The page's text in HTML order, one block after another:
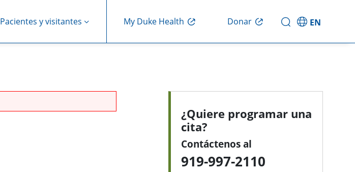
Pacientes y visitantes My Duke Health Donar EN
¿Quiere programar una
cita?
Contáctenos al
919-997-2110